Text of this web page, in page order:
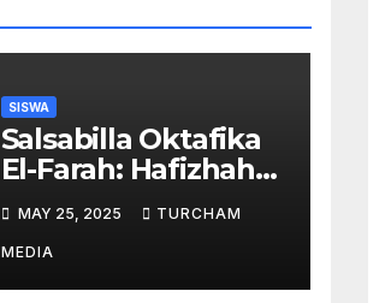
SISWA
Salsabilla Oktafika
El-Farah: Hafizhah
30 Juz yang Bercita-
Cita Menjadi Dokter
MAY 25, 2025 TURCHAM
MEDIA